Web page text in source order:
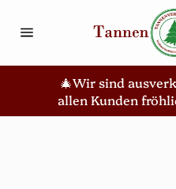
zum
Inhalt
🎄Wir sind
allen Kunden